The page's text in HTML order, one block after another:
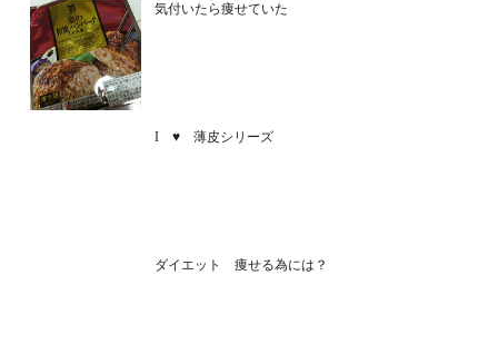
気付いたら痩せていた
I ♥ 薄皮シリーズ
ダイエット 痩せる為には？